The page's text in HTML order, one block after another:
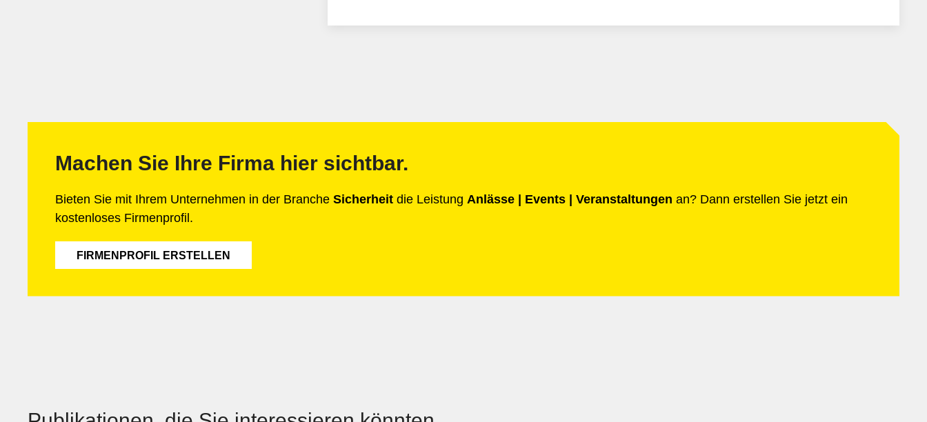
Machen Sie Ihre Firma hier sichtbar.
Bieten Sie mit Ihrem Unternehmen in der Branche Sicherheit die Leistung Anlässe | Events | Veranstaltungen an? Dann erstellen Sie jetzt ein
kostenloses Firmenprofil.
FIRMENPROFIL ERSTELLEN